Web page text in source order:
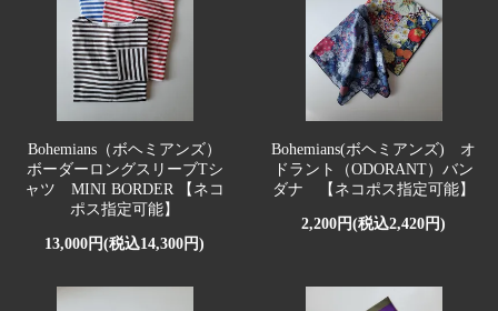
Bohemians（ボヘミアンズ）
ボーダーロングスリーブTシ
ャツ MINI BORDER 【ネコ
ポス指定可能】
13,000円(税込14,300円)
Bohemians(ボヘミアンズ) オ
ドラント（ODORANT）バン
ダナ 【ネコポス指定可能】
2,200円(税込2,420円)